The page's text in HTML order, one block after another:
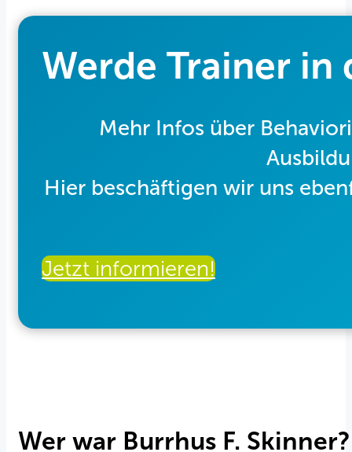
Werde Trainer
Mehr Infos über
Hier beschäftigen wir uns
Jetzt informieren!
Wer war Burrhus F. Skinner?